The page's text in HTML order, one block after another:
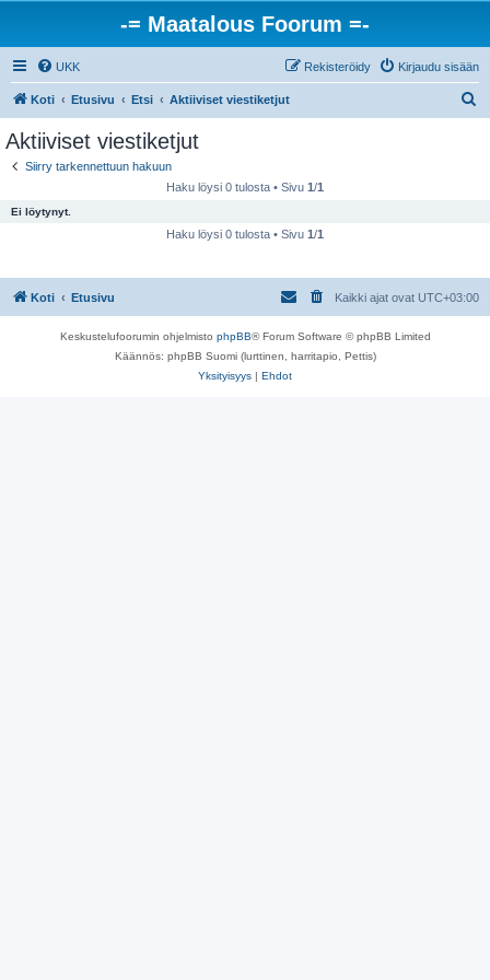
-= Maatalous Foorum =-
UKK Kirjaudu sisään
Rekisteröidy
Koti Etusivu Etsi Aktiiviset viestiketjut
Aktiiviset viestiketjut
Siirry tarkennettuun hakuun
Haku löysi 0 tulosta • Sivu 1/1
Ei löytynyt.
Haku löysi 0 tulosta • Sivu 1/1
Koti Etusivu Kaikki ajat ovat UTC+03:00
Keskustelufoorumin ohjelmisto phpBB® Forum Software © phpBB Limited
Käännös: phpBB Suomi (lurttinen, harritapio, Pettis)
Yksityisyys | Ehdot